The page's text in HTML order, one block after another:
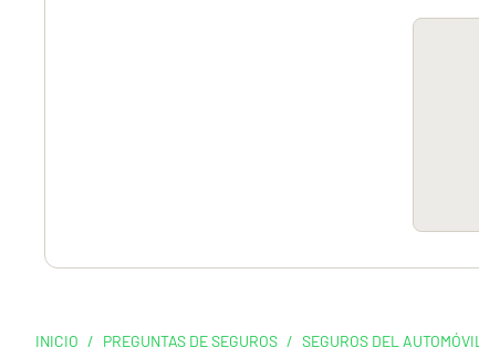
INICIO / PREGUNTAS DE SEGUROS / SEGUROS DEL AUTOMÓVIL